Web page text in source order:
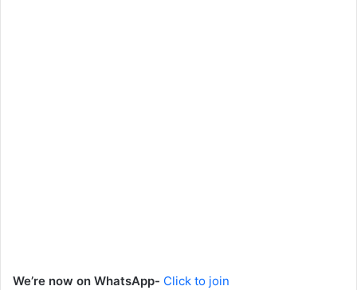
We’re now on WhatsApp- Click to join